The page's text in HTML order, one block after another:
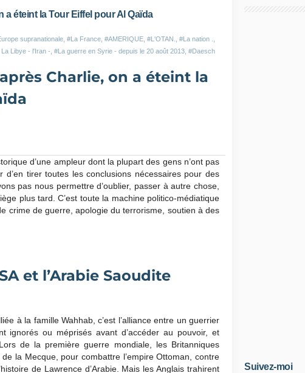
éteint la Tour Eiffel pour Al Qaïda
supranationale #La France #AMERIQUE #L'OTAN. #La nation .
Libye - l'Iran - #La guerre en Syrie - depuis le 20 août 2013 #Daesch
Charlie, on a éteint la
d’une ampleur dont la plupart des gens n’ont pas
tirer toutes les conclusions nécessaires pour des
pas nous permettre d’oublier, passer à autre chose,
plus tard. C’est toute la machine politico-médiatique
crime de guerre, apologie du terrorisme, soutien à des
et l’Arabie Saoudite
à la famille Wahhab, c’est l’alliance entre un guerrier
ignorés ou méprisés avant d’accéder au pouvoir, et
de la première guerre mondiale, les Britanniques
la Mecque, pour combattre l’empire Ottoman, contre
de Lawrence d’Arabie. Mais les Anglais trahirent
Suivez-moi